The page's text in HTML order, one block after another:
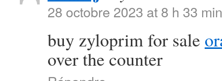
28 octobre 2023 at 8 h 33 min
buy zyloprim for sale
over the counter